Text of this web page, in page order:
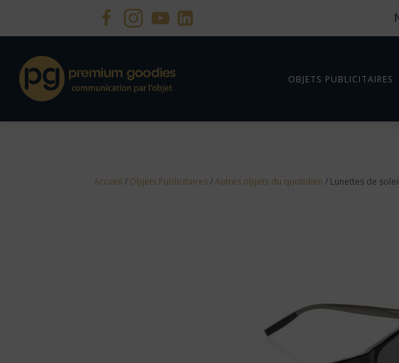
OBJETS PUBLICITAIRES
Accueil / Objets Publicitaires/Autres objets du quotidien / Lunettes de